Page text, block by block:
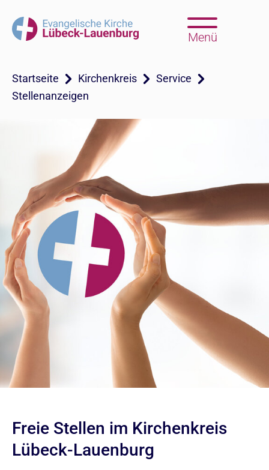
Menü
Startseite Kirchenkreis
Service
Stellenanzeigen
Freie Stellen im Kirchenkreis
Lübeck-Lauenburg